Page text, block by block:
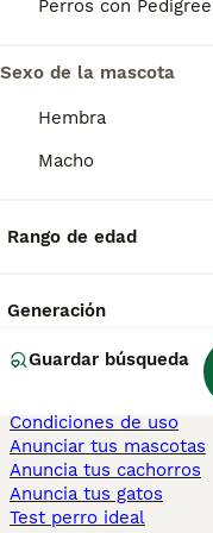
Perros con Pedigree
Sexo de la mascota
Hembra
Macho
Rango de edad
Generación
Guardar búsqueda
Persa en venta
Otras páginas populares
Bulldog Francés en
Chihuahua en Sevilla
Perros en adopcion
Información
Politica privacidad
Ayuda
Condiciones de uso
Anunciar tus mascotas
Anuncia tus cachorros
Anuncia tus gatos
Test perro ideal